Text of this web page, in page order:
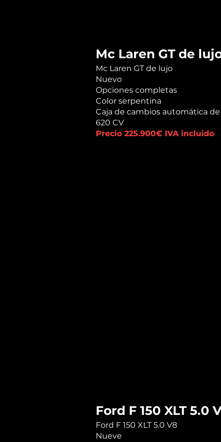
Mc Laren GT de
Mc Laren GT de lujo
Nuevo
Opciones completas
Color serpentina
Caja de cambios automática de
620 CV
Precio 225.900€ IVA incluido
Ford F 150 XLT 5.0
Ford F 150 XLT 5.0 V8
Nueve